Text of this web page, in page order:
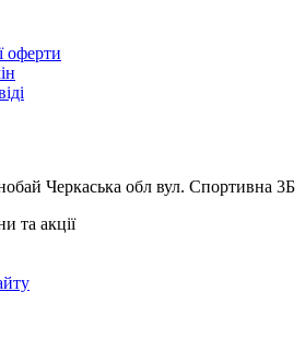
оферти
Черкаська обл вул. Спортивна 3Б
та акції